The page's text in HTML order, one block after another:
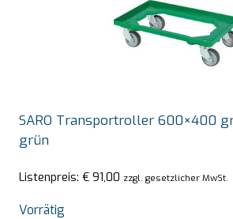
SARO Transportroller 600×400
grün
Listenpreis: € 91,00 zzgl. gesetzlicher MwSt.
Vorrätig